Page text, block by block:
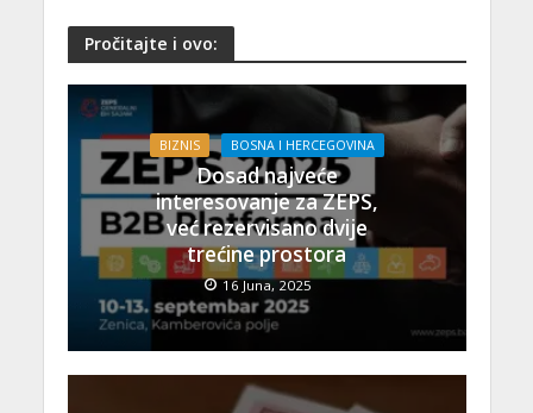
Pročitajte i ovo:
BIZNIS BOSNA I HERCEGOVINA
Dosad najveće
interesovanje za ZEPS,
već rezervisano dvije
trećine prostora
16 Juna, 2025